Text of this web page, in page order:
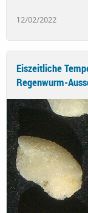
12/02/2022
Eiszeitliche
Regenwurm-